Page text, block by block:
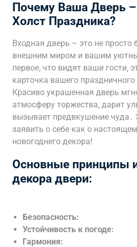
Почему Ваша Дверь
Холст Праздника?
Входная дверь – это не просто
внешним миром и вашим
первое‚ что видят ваши гости‚
карточка вашего праздничного
Красиво украшенная дверь
атмосферу торжества‚ дарит
вызывает предвкушение
заявить о себе как о
новогоднего декора!
Основные принципы
декора двери:
Безопасность:
Устойчивость к погоде:
Гармония: